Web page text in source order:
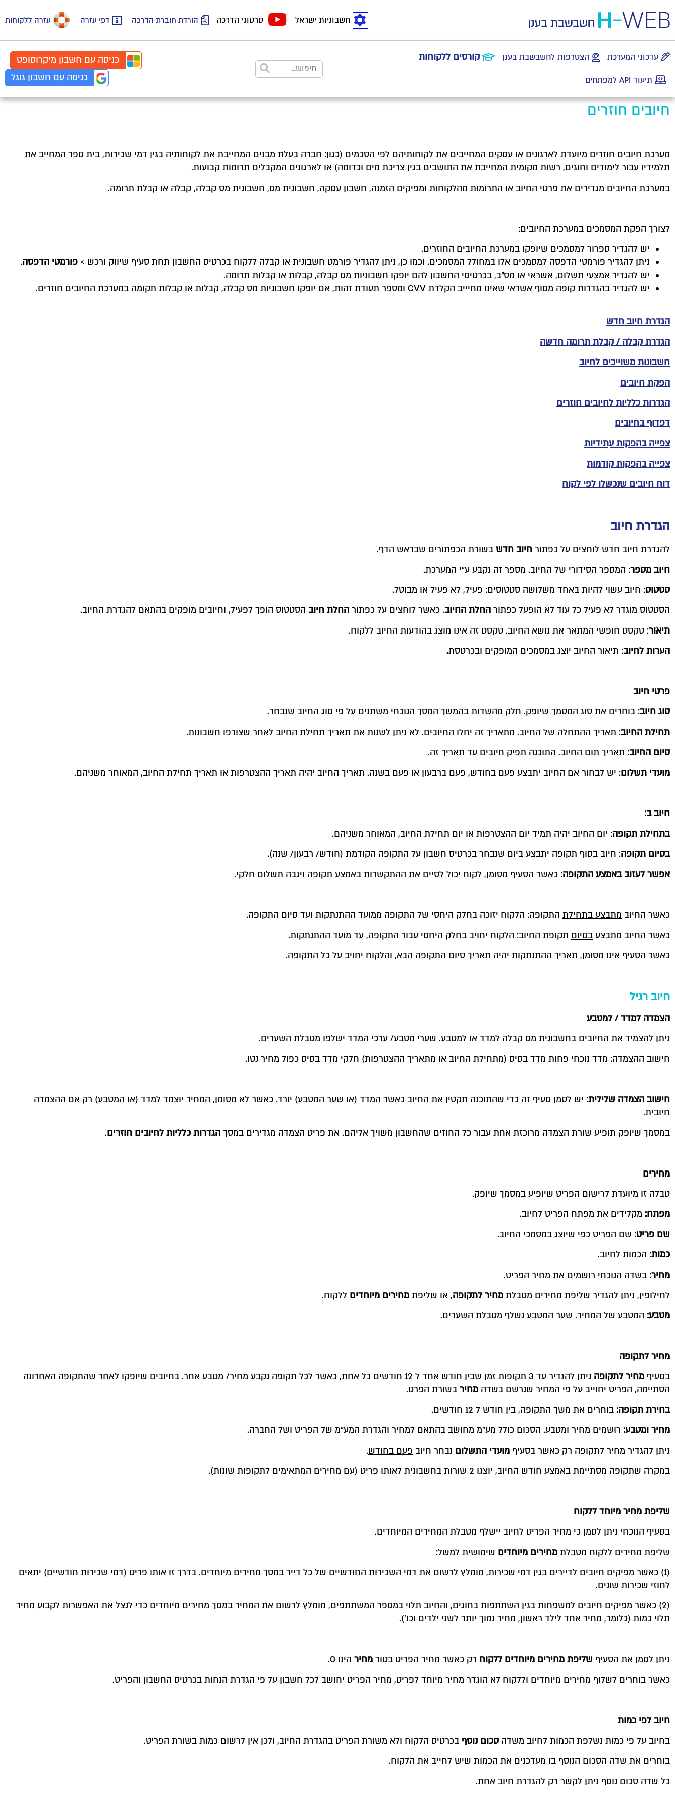
חשבוניות ישראל סרטוני הדרכה הורדת חוברת הדרכה דפי עזרה עזרה ללקוחות
עדכוני המערכת הצטרפות לחשבשבת בענן קורסים ללקוחות
תיעוד API למפתחים
כניסה עם חשבון מיקרוסופט
כניסה עם חשבון גוגל
חיובים חוזרים
מערכת חיובים חוזרים מיועדת לארגונים או עסקים המחייבים את לקוחותיהם לפי הסכמים (כגון: חברה בעלת מבנים המחייבת את לקוחותיה בגין דמי שכירות, בית ספר המחייב את
תלמידיו עבור לימודים וחוגים, רשות מקומית המחייבת את התושבים בגין צריכת מים וכדומה) או לארגונים המקבלים תרומות קבועות.
במערכת החיובים מגדירים את פרטי החיוב או התרומות מהלקוחות ומפיקים הזמנה, חשבון עסקה, חשבונית מס, חשבונית מס קבלה, קבלה או קבלת תרומה.
לצורך הפקת המסמכים במערכת החיובים:
יש להגדיר ספרור למסמכים שיופקו במערכת החיובים החוזרים.
ניתן להגדיר פורמטי הדפסה למסמכים אלו במחולל המסמכים. וכמו כן, ניתן להגדיר פורמט חשבונית או קבלה ללקוח בכרטיס החשבון תחת סעיף שיווק ורכש > פורמטי הדפסה.
יש להגדיר אמצעי תשלום, אשראי או מס"ב, בכרטיסי החשבון להם יופקו חשבוניות מס קבלה, קבלות או קבלות תרומה.
יש להגדיר בהגדרות קופה מסוף אשראי שאינו מחיייב הקלדת CVV ומספר תעודת זהות, אם יופקו חשבוניות מס קבלה, קבלות או קבלות תקומה במערכת החיובים חוזרים.
הגדרת חיוב חדש
הגדרת קבלה / קבלת תרומה חדשה
חשבונות משוייכים לחיוב
הפקת חיובים
הגדרות כלליות לחיובים חוזרים
דפדוף בחיובים
צפייה בהפקות עתידיות
צפייה בהפקות קודמות
דוח חיובים שנכשלו לפי לקוח
הגדרת חיוב
להגדרת חיוב חדש לוחצים על כפתור חיוב חדש בשורת הכפתורים שבראש הדף.
חיוב מספר: המספר הסידורי של החיוב. מספר זה נקבע ע"י המערכת.
סטטוס: חיוב עשוי להיות באחד משלושה סטטוסים: פעיל, לא פעיל או מבוטל.
הסטטוס מוגדר לא פעיל כל עוד לא הופעל כפתור החלת החיוב. כאשר לוחצים על כפתור החלת חיוב הסטטוס הופך לפעיל, וחיובים מופקים בהתאם להגדרת החיוב.
תיאור: טקסט חופשי המתאר את נושא החיוב. טקסט זה אינו מוצג בהודעות החיוב ללקוח.
הערות לחיוב: תיאור החיוב יוצג במסמכים המופקים ובכרטסת.
פרטי חיוב
סוג חיוב: בוחרים את סוג המסמך שיופק. חלק מהשדות בהמשך המסך הנוכחי משתנים על פי סוג החיוב שנבחר.
תחילת החיוב: תאריך ההתחלה של החיוב. מתאריך זה יחלו החיובים. לא ניתן לשנות את תאריך תחילת החיוב לאחר שצורפו חשבונות.
סיום החיוב: תאריך תום החיוב. התוכנה תפיק חיובים עד תאריך זה.
מועדי תשלום: יש לבחור אם החיוב יתבצע פעם בחודש, פעם ברבעון או פעם בשנה. תאריך החיוב יהיה תאריך ההצטרפות או תאריך תחילת החיוב, המאוחר משניהם.
חיוב ב:
בתחילת תקופה: יום החיוב יהיה תמיד יום ההצטרפות או יום תחילת החיוב, המאוחר משניהם.
בסיום תקופה: חיוב בסוף תקופה יתבצע ביום שנבחר בכרטיס חשבון על התקופה הקודמת (חודש/ רבעון/ שנה).
אפשר לעזוב באמצע התקופה: כאשר הסעיף מסומן, לקוח יכול לסיים את ההתקשרות באמצע תקופה ויגבה תשלום חלקי.
כאשר החיוב מתבצע בתחילת התקופה: הלקוח יזוכה בחלק היחסי של התקופה ממועד ההתנתקות ועד סיום התקופה.
כאשר החיוב מתבצע בסיום תקופת החיוב: הלקוח יחויב בחלק היחסי עבור התקופה, עד מועד ההתנתקות.
כאשר הסעיף אינו מסומן, תאריך ההתנתקות יהיה תאריך סיום התקופה הבא, והלקוח יחויב על כל התקופה.
חיוב רגיל
הצמדה למדד / למטבע
ניתן להצמיד את החיובים בחשבונית מס קבלה למדד או למטבע. שערי מטבע/ ערכי המדד ישלפו מטבלת השערים.
חישוב ההצמדה: מדד נוכחי פחות מדד בסיס (מתחילת החיוב או מתאריך ההצטרפות) חלקי מדד בסיס כפול מחיר נטו.
חישוב הצמדה שלילית: יש לסמן סעיף זה כדי שהתוכנה תקטין את החיוב כאשר המדד (או שער המטבע) יורד. כאשר לא מסומן, המחיר יוצמד למדד (או המטבע) רק אם ההצמדה
חיובית.
במסמך שיופק תופיע שורת הצמדה מרוכזת אחת עבור כל החוזים שהחשבון משויך אליהם. את פריט הצמדה מגדירים במסך הגדרות כלליות לחיובים חוזרים.
מחירים
טבלה זו מיועדת לרישום הפריט שיופיע במסמך שיופק.
מפתח: מקלידים את מפתח הפריט לחיוב.
שם פריט: שם הפריט כפי שיוצג במסמכי החיוב.
כמות: הכמות לחיוב.
מחיר: בשדה הנוכחי רושמים את מחיר הפריט.
לחילופין, ניתן להגדיר שליפת מחירים מטבלת מחיר לתקופה, או שליפת מחירים מיוחדים ללקוח.
מטבע: המטבע של המחיר. שער המטבע נשלף מטבלת השערים.
מחיר לתקופה
בסעיף מחיר לתקופה
ניתן להגדיר עד 3 תקופות זמן שבין חודש אחד ל 12 חודשים כל אחת, כאשר לכל תקופה נקבע מחיר/ מטבע אחר. בחיובים שיופקו לאחר שהתקופה האחרונה
הסתיימה, הפריט יחוייב על פי המחיר שנרשם בשדה מחיר בשורת הפרט.
בחירת תקופה: בוחרים את משך התקופה, בין חודש ל 12 חודשים.
מחיר ומטבע: רושמים מחיר ומטבע. הסכום כולל מע"מ מחושב בהתאם למחיר והגדרת המע"מ של הפריט ושל החברה.
ניתן להגדיר מחיר לתקופה רק כאשר בסעיף מועדי התשלום נבחר חיוב פעם בחודש.
במקרה שתקופה מסתיימת באמצע חודש החיוב, יוצגו 2 שורות בחשבונית לאותו פריט (עם מחירים המתאימים לתקופות שונות).
שליפת מחיר מיוחד ללקוח
בסעיף הנוכחי ניתן לסמן כי מחיר הפריט לחיוב יישלף מטבלת המחירים המיוחדים.
שליפת מחירים ללקוח מטבלת מחירים מיוחדים שימושית למשל:
(1) כאשר מפיקים חיובים לדיירים בגין דמי שכירות, מומלץ לרשום את דמי השכירות החודשיים של כל דייר במסך מחירים מיוחדים. בדרך זו אותו פריט (דמי שכירות חודשיים) יתאים
לחוזי שכירות שונים.
(2) כאשר מפיקים חיובים למשפחות בגין השתתפות בחוגים, והחיוב תלוי במספר המשתתפים, מומלץ לרשום את המחיר במסך מחירים מיוחדים כדי לנצל את האפשרות לקבוע מחיר
תלוי כמות (כלומר, מחיר אחד לילד ראשון, מחיר נמוך יותר לשני ילדים וכו').
ניתן לסמן את הסעיף שליפת מחירים מיוחדים ללקוח רק כאשר מחיר הפריט בטור מחיר הינו 0.
כאשר בוחרים לשלוף מחירים מיוחדים וללקוח לא הוגדר מחיר מיוחד לפריט, מחיר הפריט יחושב לכל חשבון על פי הגדרת הנחות בכרטיס החשבון והפריט.
חיוב לפי כמות
בחיוב על פי כמות נשלפת הכמות לחיוב משדה סכום נוסף בכרטיס הלקוח ולא משורת הפריט בהגדרת החיוב, ולכן אין לרשום כמות בשורת הפריט.
בוחרים את שדה הסכום הנוסף בו מעדכנים את הכמות שיש לחייב את הלקוח.
כל שדה סכום נוסף ניתן לקשר רק להגדרת חיוב אחת.